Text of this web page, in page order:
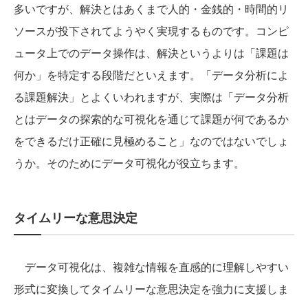
多いですが、解決とはあくまで人的・金銭的・時間的リ
ソースが投下されてようやく実現するものです。コンピ
ュータ上でのデータ操作は、解決というよりは「課題は
何か」を特定する段階だといえます。「データ分析によ
る課題解決」とよくいわれますが、実際は「データ分析
とはデータの探索的な可視化を通じて課題が何であるか
をできるだけ正確に見極めること」なのではないでしょ
うか。そのためにデータ可視化が役立ちます。
タイムリーな意思決定
データ可視化は、複雑な情報を直感的に理解しやすい
形式に変換してタイムリーな意思決定を強力に支援しま